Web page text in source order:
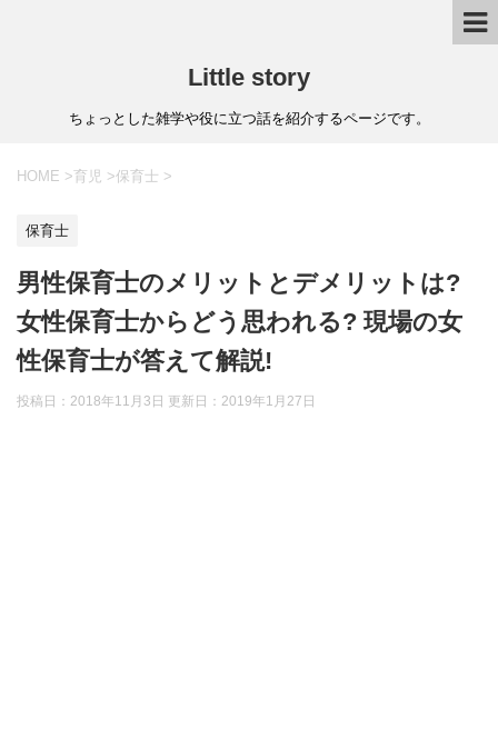
Little story
ちょっとした雑学や役に立つ話を紹介するページです。
HOME >育児 >保育士 >
保育士
男性保育士のメリットとデメリットは?
女性保育士からどう思われる? 現場の女
性保育士が答えて解説!
投稿日：2018年11月3日 更新日： 2019年1月27日